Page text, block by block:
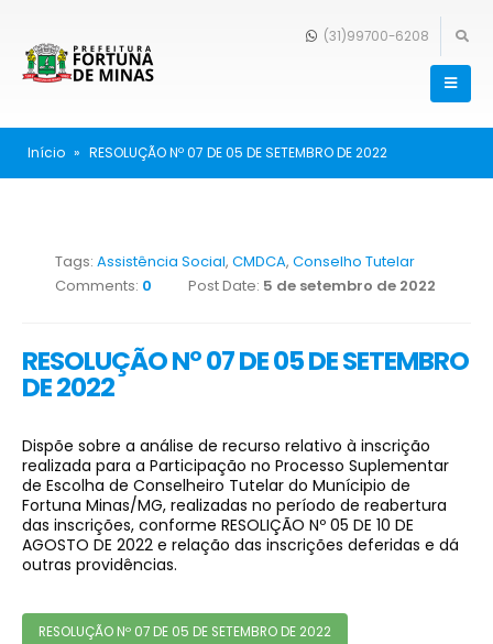
(31)99700-6208
Início » RESOLUÇÃO Nº 07 DE 05 DE SETEMBRO DE 2022
Tags: Assistência Social, CMDCA, Conselho Tutelar
Comments: 0 Post Date: 5 de setembro de 2022
RESOLUÇÃO Nº 07 DE 05 DE SETEMBRO
DE 2022
Dispõe sobre a análise de recurso relativo à inscrição
realizada para a Participação no Processo Suplementar
de Escolha de Conselheiro Tutelar do Munícipio de
Fortuna Minas/MG, realizadas no período de reabertura
das inscrições, conforme RESOLIÇÃO Nº 05 DE 10 DE
AGOSTO DE 2022 e relação das inscrições deferidas e dá
outras providências.
RESOLUÇÃO Nº 07 DE 05 DE SETEMBRO DE 2022